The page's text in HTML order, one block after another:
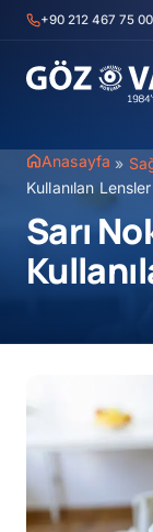
İçeriğe+90 212 467 75 00
Anasayfa »
Kullanılan Lensler
Sarı